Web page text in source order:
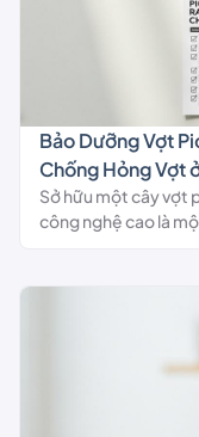
Bảo Dưỡng Vợt
Chống Hỏng Vợt
Sở hữu một cây
công nghệ cao là